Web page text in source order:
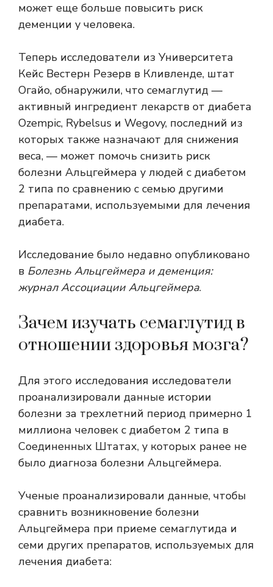
может еще больше повысить риск
деменции у человека.
Теперь исследователи из Университета
Кейс Вестерн Резерв в Кливленде, штат
Огайо, обнаружили, что семаглутид —
активный ингредиент лекарств от диабета
Ozempic, Rybelsus и Wegovy, последний из
которых также назначают для снижения
веса, — может помочь снизить риск
болезни Альцгеймера у людей с диабетом
2 типа по сравнению с семью другими
препаратами, используемыми для лечения
диабета.
Исследование было недавно опубликовано
в Болезнь Альцгеймера и деменция:
журнал Ассоциации Альцгеймера.
Зачем изучать семаглутид в
отношении здоровья мозга?
Для этого исследования исследователи
проанализировали данные истории
болезни за трехлетний период примерно 1
миллиона человек с диабетом 2 типа в
Соединенных Штатах, у которых ранее не
было диагноза болезни Альцгеймера.
Ученые проанализировали данные, чтобы
сравнить возникновение болезни
Альцгеймера при приеме семаглутида и
семи других препаратов, используемых для
лечения диабета: